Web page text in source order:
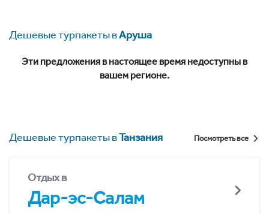
Дешевые турпакеты вАруша
Эти предложения в настоящее время недоступны в
вашем регионе.
Дешевые турпакеты вТанзания Посмотреть все
Отдых в
Дар-эс-Салам